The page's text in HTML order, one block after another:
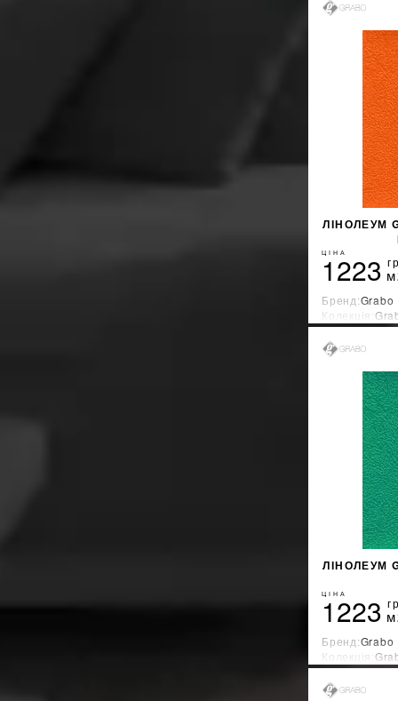
ЛІНОЛЕУМ
ЦІНА
1223
Бренд:Grabo
Колекція:
Країна-
ЛІНОЛЕУМ
ЦІНА
1223
Бренд:Grabo
Колекція:
Країна-